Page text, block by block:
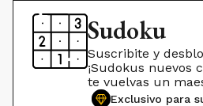
Sudoku
Suscribite y
¡Sudokus nuevos
te vuelvas un
Exclusivo para